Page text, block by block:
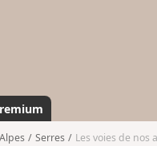
Serres Les voies de nos